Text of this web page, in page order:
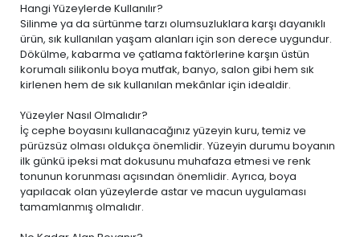
Hangi Yüzeylerde Kullanılır?
Silinme ya da sürtünme tarzı olumsuzluklara karşı dayanıklı
ürün, sık kullanılan yaşam alanları için son derece uygundur.
Dökülme, kabarma ve çatlama faktörlerine karşın üstün
korumalı silikonlu boya mutfak, banyo, salon gibi hem sık
kirlenen hem de sık kullanılan mekânlar için idealdir.
Yüzeyler Nasıl Olmalıdır?
İç cephe boyasını kullanacağınız yüzeyin kuru, temiz ve
pürüzsüz olması oldukça önemlidir. Yüzeyin durumu boyanın
ilk günkü ipeksi mat dokusunu muhafaza etmesi ve renk
tonunun korunması açısından önemlidir. Ayrıca, boya
yapılacak olan yüzeylerde astar ve macun uygulaması
tamamlanmış olmalıdır.